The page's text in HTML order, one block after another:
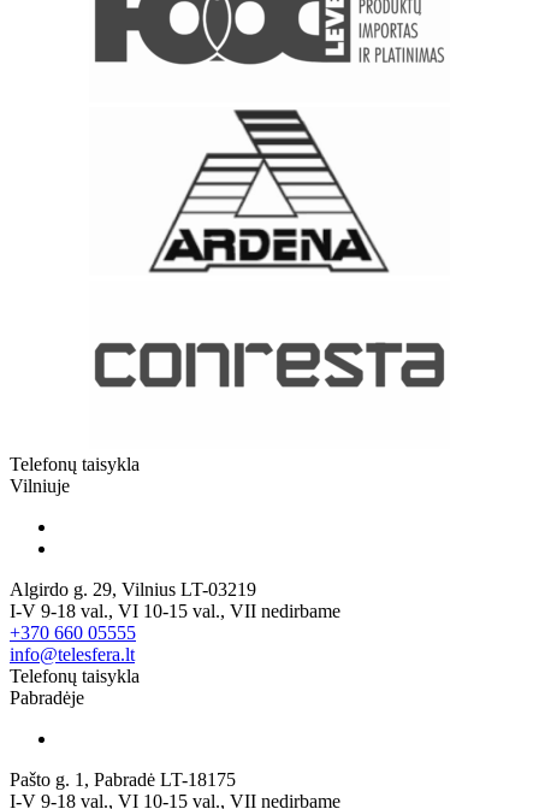
Telefonų taisykla
Vilniuje
Algirdo g. 29, Vilnius LT-03219
I-V 9-18 val., VI 10-15 val., VII nedirbame
+370 660 05555
info@telesfera.lt
Telefonų taisykla
Pabradėje
Pašto g. 1, Pabradė LT-18175
I-V 9-18 val., VI 10-15 val., VII nedirbame